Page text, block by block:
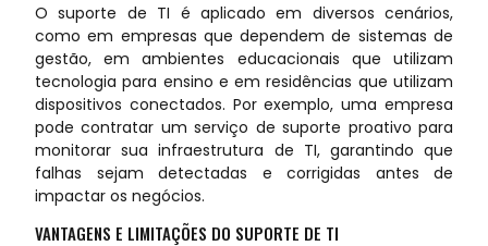
O suporte de TI é aplicado em diversos cenários,
como em empresas que dependem de sistemas de
gestão, em ambientes educacionais que utilizam
tecnologia para ensino e em residências que utilizam
dispositivos conectados. Por exemplo, uma empresa
pode contratar um serviço de suporte proativo para
monitorar sua infraestrutura de TI, garantindo que
falhas sejam detectadas e corrigidas antes de
impactar os negócios.
VANTAGENS E LIMITAÇÕES DO SUPORTE DE TI